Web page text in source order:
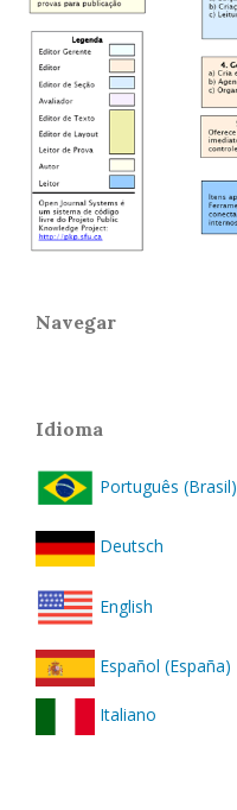
Navegar
Idioma
Português (Brasil)
Deutsch
English
Español (España)
Italiano